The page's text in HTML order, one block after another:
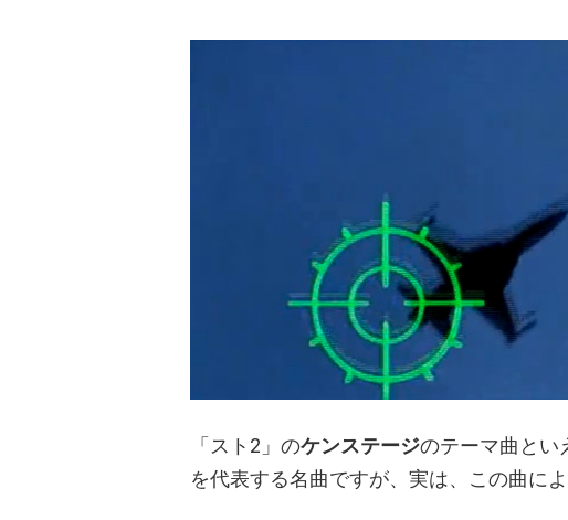
「スト2」のケンステージのテーマ曲とい
を代表する名曲ですが、実は、この曲に